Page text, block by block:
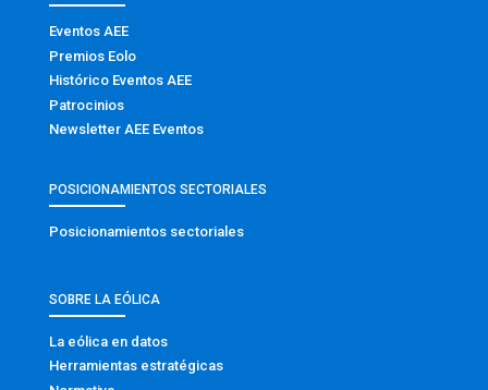
Eventos AEE
Premios Eolo
Histórico Eventos AEE
Patrocinios
Newsletter AEE Eventos
POSICIONAMIENTOS SECTORIALES
Posicionamientos sectoriales
SOBRE LA EÓLICA
La eólica en datos
Herramientas estratégicas